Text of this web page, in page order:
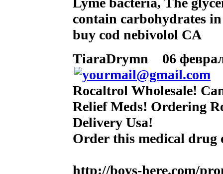
contain carbohydrates
buy cod nebivolol CA
TiaraDrymn
06
Rocaltrol Wholesale!
Relief Meds! Ordering
Delivery Usa!
Order this medical drug
http://boys-here.com/